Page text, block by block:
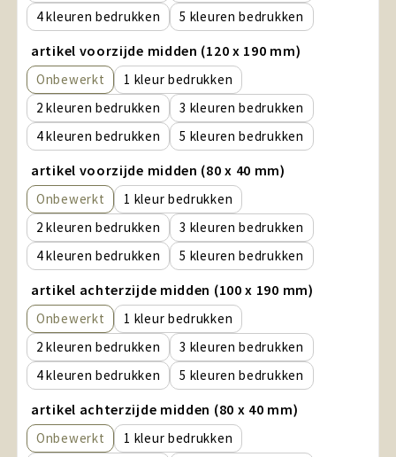
4
5
artikel voorzijde midden (120 x 190 mm)
Onbewerkt
1
2
3
4
5
artikel voorzijde midden (80 x 40 mm)
Onbewerkt
1
2
3
4
5
artikel achterzijde midden (100 x 190 mm)
Onbewerkt
1
2
3
4
5
artikel achterzijde midden (80 x 40 mm)
Onbewerkt
1